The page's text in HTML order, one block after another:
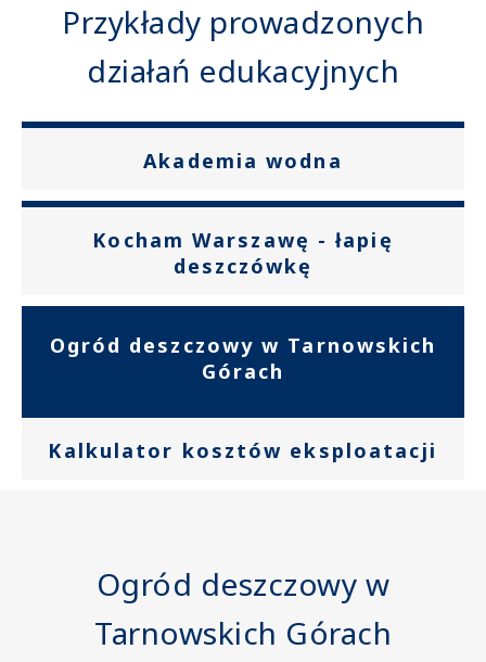
Przykłady prowadzonych
działań edukacyjnych
Przykłady
prowadzonych
edukacyjnych
Akademia wodna
Kocham Warszawę - łapię
deszczówkę
Ogród deszczowy w Tarnowskich
Górach
Kalkulator kosztów eksploatacji
Ogród deszczowy w
Tarnowskich Górach